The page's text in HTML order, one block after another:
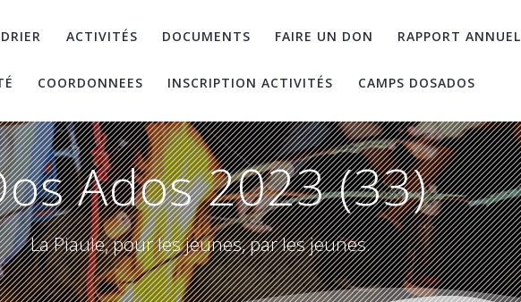
ACTIVITÉS DOCUMENTS FAIRE UN DON RAPPORT ANNUEL
COORDONNEES INSCRIPTION ACTIVITÉS CAMPS DOSADOS
Ados 2023 (33)
La Piaule, pour les jeunes, par les jeunes.